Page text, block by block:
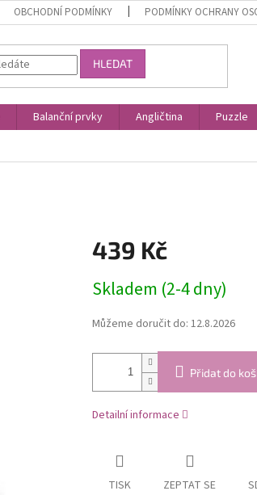
OBCHODNÍ PODMÍNKY PODMÍNKY OCHRANY
HLEDAT
Balanční prvky Angličtina Puzzle
439 Kč
cena:
Skladem (2-4 dny)
Můžeme doručit do: 12.8.2026
Přidat do
Detailní informace
TISK ZEPTAT SE